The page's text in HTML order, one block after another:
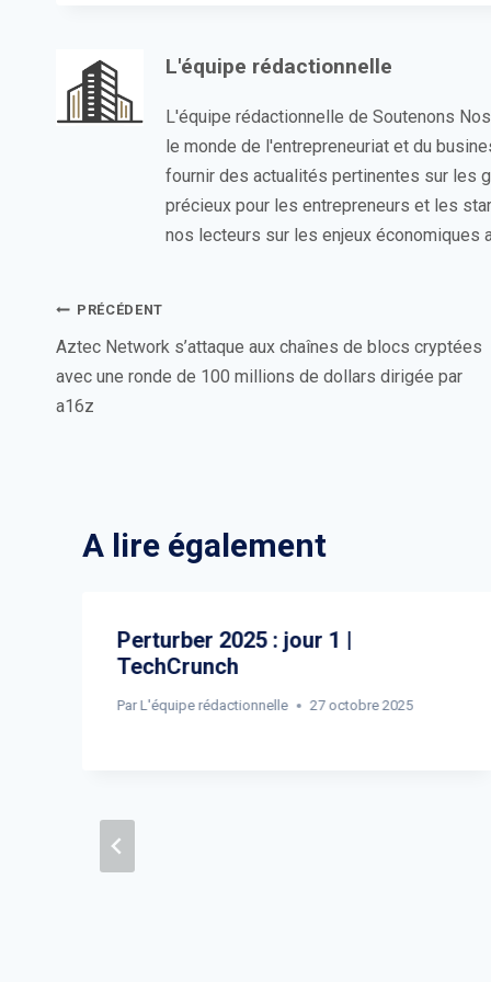
L'équipe rédactionnelle
L'équipe rédactionnelle de Soutenons
le monde de l'entrepreneuriat et du
fournir des actualités pertinentes sur les
précieux pour les entrepreneurs et les
nos lecteurs sur les enjeux économiques
Navigation
de
l’article
PRÉCÉDENT
Aztec Network s’attaque aux chaînes de blocs cryptées
avec une ronde de 100 millions de dollars dirigée par
a16z
A lire également
Perturber 2025 : jour 1 |
TechCrunch
Par L'équipe rédactionnelle 27 octobre 2025